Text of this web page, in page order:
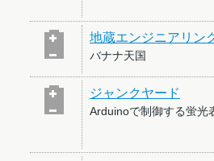
地蔵エンジニアリン
バナナ天国
ジャンクヤード
Arduinoで制御する蛍光